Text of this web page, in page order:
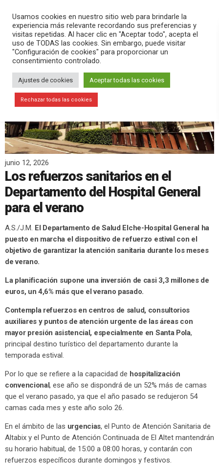
search menu pause PLAY
junio 12, 2026
Los refuerzos sanitarios en el
Departamento del Hospital General
para el verano
A.S./J.M. El Departamento de Salud Elche-Hospital General ha
puesto en marcha el dispositivo de refuerzo estival con el
objetivo de garantizar la atención sanitaria durante los meses
de verano.
La planificación supone una inversión de casi 3,3 millones de
euros, un 4,6% más que el verano pasado.
Contempla refuerzos en centros de salud, consultorios
auxiliares y puntos de atención urgente de las áreas con
mayor presión asistencial, especialmente en Santa Pola,
principal destino turístico del departamento durante la
temporada estival.
Por lo que se refiere a la capacidad de hospitalización
convencional, ese año se dispondrá de un 52% más de camas
que el verano pasado, ya que el año pasado se redujeron 54
camas cada mes y este año solo 26.
En el ámbito de las urgencias, el Punto de Atención Sanitaria de
Altabix y el Punto de Atención Continuada de El Altet mantendrán
su horario habitual, de 15:00 a 08:00 horas, y contarán con
refuerzos específicos durante domingos y festivos.
Usamos cookies en nuestro sitio web para brindarle la
experiencia más relevante recordando sus preferencias y
visitas repetidas. Al hacer clic en "Aceptar todo", acepta el
uso de TODAS las cookies. Sin embargo, puede visitar
"Configuración de cookies" para proporcionar un
consentimiento controlado.
Ajustes de cookies Aceptar todas las cookies
Rechazar todas las cookies